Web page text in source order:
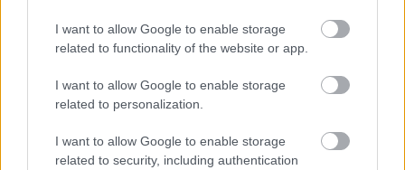
I want to allow Google to enable storage
related to functionality of the website or app.
I want to allow Google to enable storage
related to personalization.
I want to allow Google to enable storage
related to security, including authentication
Van négy szép lánya,